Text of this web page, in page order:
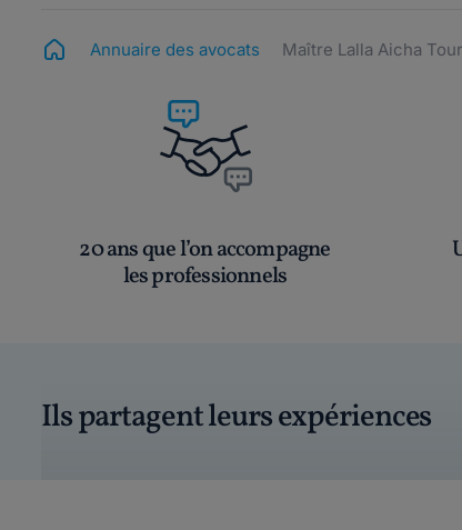
Annuaire des avocats Maître Lalla Aicha
20 ans que l’on accompagne
les professionnels
Ils partagent leurs expériences